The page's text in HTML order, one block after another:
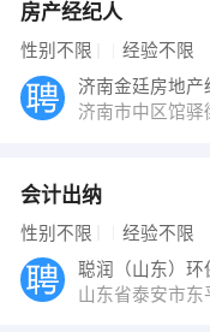
房产经纪人
性别不限 经验不限
济南金廷房地产
济南市中区馆驿
会计出纳
性别不限 经验不限
聪润（山东）环
山东省泰安市东